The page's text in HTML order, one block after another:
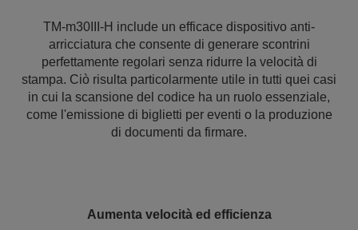
TM-m30III-H include un efficace dispositivo anti-
arricciatura che consente di generare scontrini
perfettamente regolari senza ridurre la velocità di
stampa. Ciò risulta particolarmente utile in tutti quei casi
in cui la scansione del codice ha un ruolo essenziale,
come l'emissione di biglietti per eventi o la produzione
di documenti da firmare.
Aumenta velocità ed efficienza